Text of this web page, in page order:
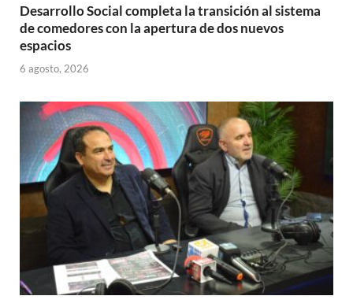
Desarrollo Social completa la transición al sistema
de comedores con la apertura de dos nuevos
espacios
6 agosto, 2026